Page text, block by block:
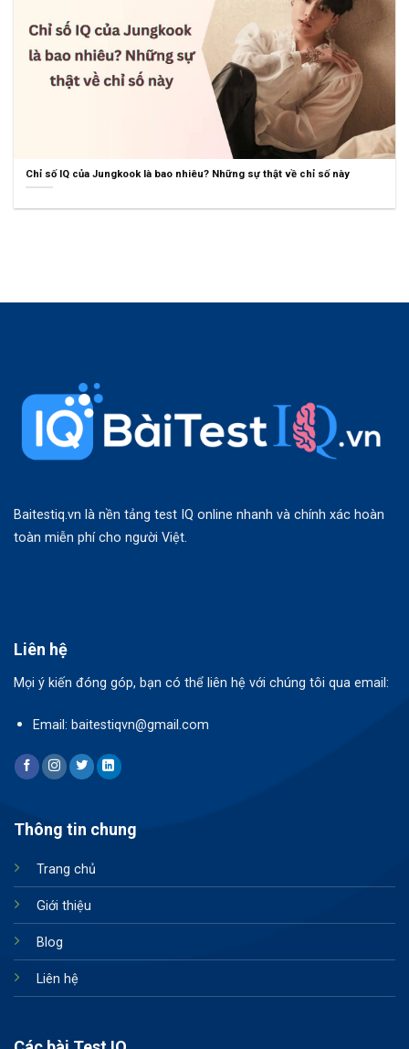
Chỉ số IQ của Jungkook là bao nhiêu? Những sự thật về chỉ số này
Baitestiq.vn là nền tảng test IQ online nhanh và chính xác hoàn
toàn miễn phí cho người Việt.
Thông tin chung
Trang chủ
Giới thiệu
Blog
Liên hệ
Liên hệ
Mọi ý kiến đóng góp, bạn có thể liên hệ với chúng tôi qua email:
Email: baitestiqvn@gmail.com